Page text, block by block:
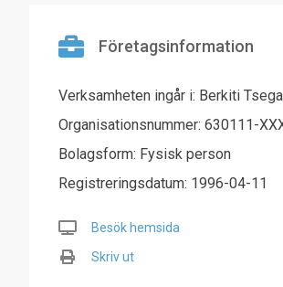
Företagsinformation
Verksamheten ingår i: Berkiti
Organisationsnummer: 630111-
Bolagsform: Fysisk person
Registreringsdatum: 1996-04-11
Besök hemsida
Skriv ut